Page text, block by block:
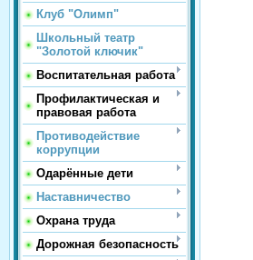
Клуб "Олимп"
Школьный театр
"Золотой ключик"
Воспитательная работа
Профилактическая и
правовая работа
Противодействие
коррупции
Одарённые дети
Наставничество
Охрана труда
Дорожная безопасность